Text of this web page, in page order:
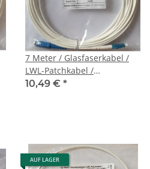
7 Meter / Glasfaserkabel /
LWL-Patchkabel /
Singlemode / G657.A2
10,49 € *
AUF LAGER